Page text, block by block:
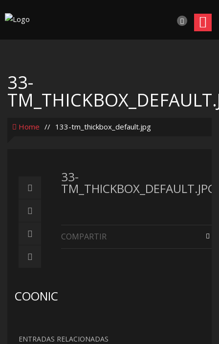
33-
Home // 133-tm_thickbox_default.jpg
33-
TM_THICKBOX_DEFAULT.JPG
COMPARTIR
COONIC
ENTRADAS RELACIONADAS